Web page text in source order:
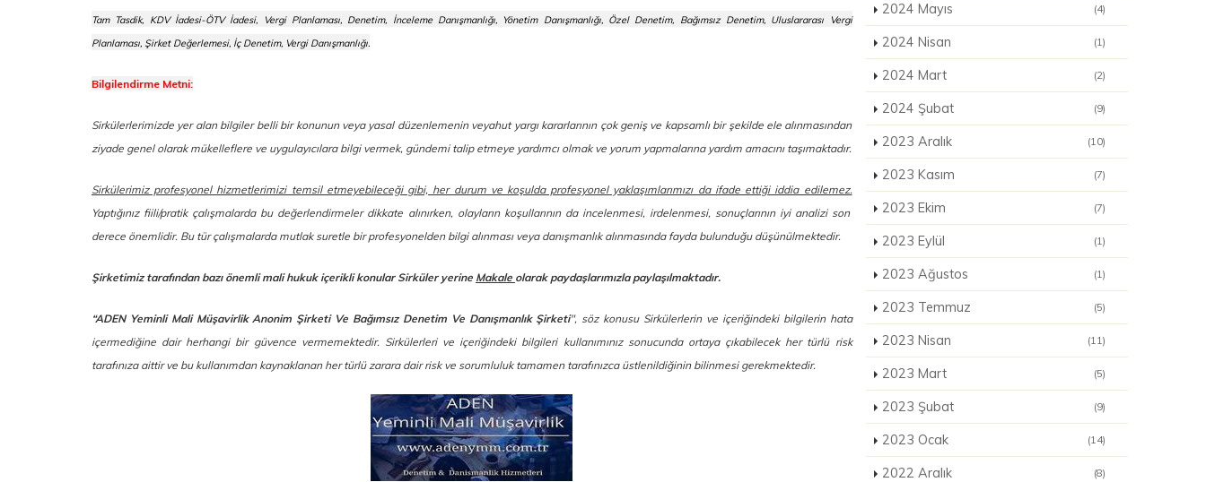
Tam Tasdik, KDV İadesi-ÖTV İadesi, Vergi Planlaması, Denetim, İnceleme Danışmanlığı, Yönetim Danışmanlığı, Özel Denetim, Bağımsız Denetim, Uluslararası Vergi
Planlaması, Şirket Değerlemesi, İç Denetim, Vergi Danışmanlığı.
Bilgilendirme Metni:
Sirkülerlerimizde yer alan bilgiler belli bir konunun veya yasal düzenlemenin veyahut yargı kararlarının çok geniş ve kapsamlı bir şekilde ele alınmasından
ziyade genel olarak mükelleflere ve uygulayıcılara bilgi vermek, gündemi talip etmeye yardımcı olmak ve yorum yapmalarına yardım amacını taşımaktadır.
Sirkülerimiz profesyonel hizmetlerimizi temsil etmeyebileceği gibi, her durum ve koşulda profesyonel yaklaşımlarımızı da ifade ettiği iddia edilemez.
Yaptığınız fiili/pratik çalışmalarda bu değerlendirmeler dikkate alınırken, olayların koşullarının da incelenmesi, irdelenmesi, sonuçlarının iyi analizi son
derece önemlidir. Bu tür çalışmalarda mutlak suretle bir profesyonelden bilgi alınması veya danışmanlık alınmasında fayda bulunduğu düşünülmektedir.
Şirketimiz tarafından bazı önemli mali hukuk içerikli konular Sirküler yerine Makale olarak paydaşlarımızla paylaşılmaktadır.
“ADEN Yeminli Mali Müşavirlik Anonim Şirketi Ve Bağımsız Denetim Ve Danışmanlık Şirketi", söz konusu Sirkülerlerin ve içeriğindeki bilgilerin hata
içermediğine dair herhangi bir güvence vermemektedir. Sirkülerleri ve içeriğindeki bilgileri kullanımınız sonucunda ortaya çıkabilecek her türlü risk
tarafınıza aittir ve bu kullanımdan kaynaklanan her türlü zarara dair risk ve sorumluluk tamamen tarafınızca üstlenildiğinin bilinmesi gerekmektedir.
2024 Mayıs (4)
2024 Nisan (1)
2024 Mart (2)
2024 Şubat (9)
2023 Aralık (10)
2023 Kasım (7)
2023 Ekim (7)
2023 Eylül (1)
2023 Ağustos (1)
2023 Temmuz (5)
2023 Nisan (11)
2023 Mart (5)
2023 Şubat (9)
2023 Ocak (14)
2022 Aralık (8)